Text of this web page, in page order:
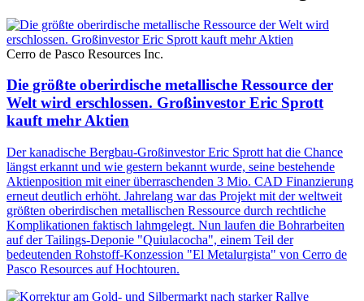
Cerro de Pasco Resources Inc.
Die größte oberirdische metallische Ressource der
Welt wird erschlossen. Großinvestor Eric Sprott
kauft mehr Aktien
Der kanadische Bergbau-Großinvestor Eric Sprott hat die Chance
längst erkannt und wie gestern bekannt wurde, seine bestehende
Aktienposition mit einer überraschenden 3 Mio. CAD Finanzierung
erneut deutlich erhöht. Jahrelang war das Projekt mit der weltweit
größten oberirdischen metallischen Ressource durch rechtliche
Komplikationen faktisch lahmgelegt. Nun laufen die Bohrarbeiten
auf der Tailings-Deponie "Quiulacocha", einem Teil der
bedeutenden Rohstoff-Konzession "El Metalurgista" von Cerro de
Pasco Resources auf Hochtouren.